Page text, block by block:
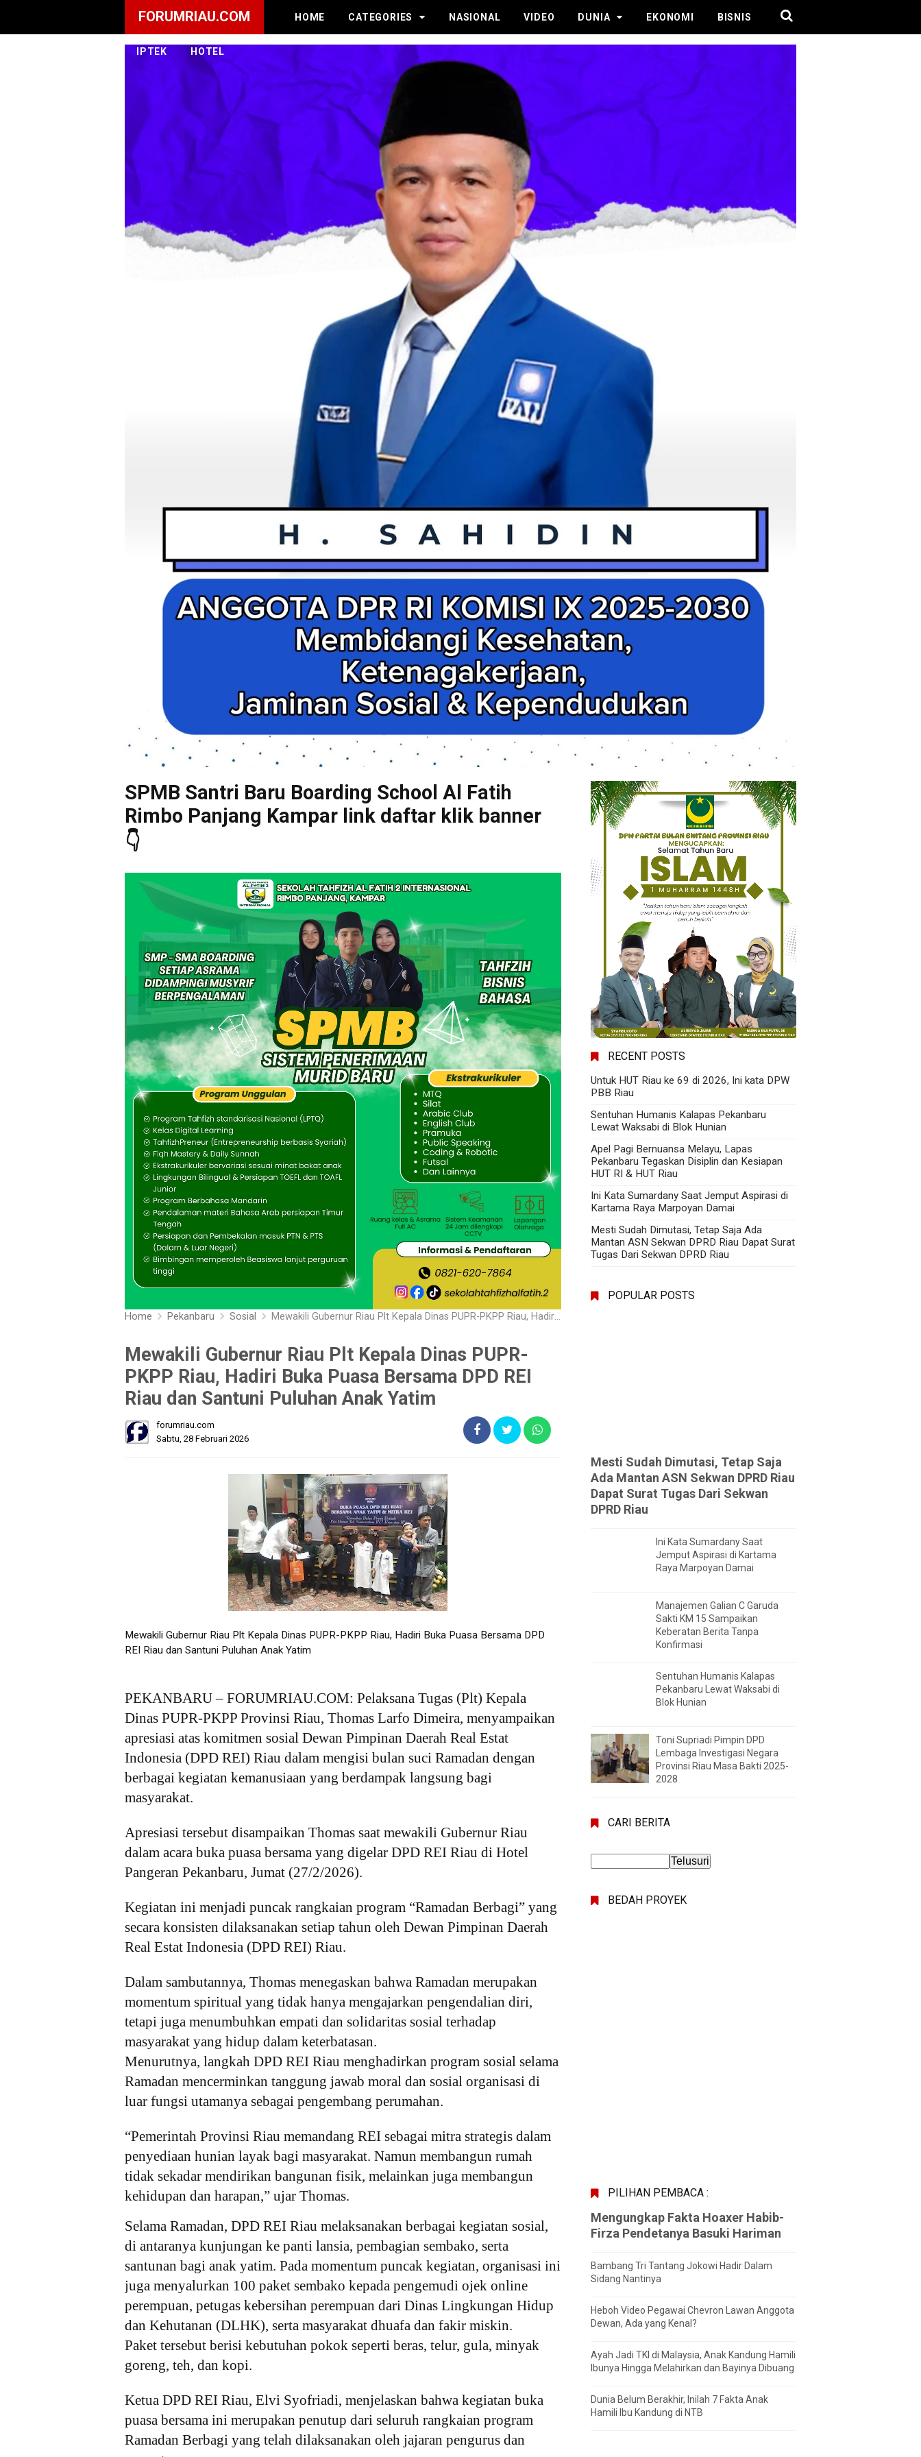
FORUMRIAU.COM HOME CATEGORIES NASIONAL VIDEO DUNIA EKONOMI BISNIS
IPTEK HOTEL
SPMB Santri Baru Boarding School Al Fatih
Rimbo Panjang Kampar link daftar klik banner
👇
Home Pekanbaru Sosial Mewakili Gubernur Riau Plt Kepala Dinas PUPR-PKPP Riau, Hadiri Buka Puasa Bersama DPD REI Riau dan Santuni Puluhan Anak Yatim
Mewakili Gubernur Riau Plt Kepala Dinas PUPR-
PKPP Riau, Hadiri Buka Puasa Bersama DPD REI
Riau dan Santuni Puluhan Anak Yatim
forumriau.com
Sabtu, 28 Februari 2026
Mewakili Gubernur Riau Plt Kepala Dinas PUPR-PKPP Riau, Hadiri Buka Puasa Bersama DPD
REI Riau dan Santuni Puluhan Anak Yatim
PEKANBARU – FORUMRIAU.COM: Pelaksana Tugas (Plt) Kepala
Dinas PUPR-PKPP Provinsi Riau, Thomas Larfo Dimeira, menyampaikan
apresiasi atas komitmen sosial Dewan Pimpinan Daerah Real Estat
Indonesia (DPD REI) Riau dalam mengisi bulan suci Ramadan dengan
berbagai kegiatan kemanusiaan yang berdampak langsung bagi
masyarakat.
Apresiasi tersebut disampaikan Thomas saat mewakili Gubernur Riau
dalam acara buka puasa bersama yang digelar DPD REI Riau di Hotel
Pangeran Pekanbaru, Jumat (27/2/2026).
Kegiatan ini menjadi puncak rangkaian program “Ramadan Berbagi” yang
secara konsisten dilaksanakan setiap tahun oleh Dewan Pimpinan Daerah
Real Estat Indonesia (DPD REI) Riau.
Dalam sambutannya, Thomas menegaskan bahwa Ramadan merupakan
momentum spiritual yang tidak hanya mengajarkan pengendalian diri,
tetapi juga menumbuhkan empati dan solidaritas sosial terhadap
masyarakat yang hidup dalam keterbatasan.
Menurutnya, langkah DPD REI Riau menghadirkan program sosial selama
Ramadan mencerminkan tanggung jawab moral dan sosial organisasi di
luar fungsi utamanya sebagai pengembang perumahan.
“Pemerintah Provinsi Riau memandang REI sebagai mitra strategis dalam
penyediaan hunian layak bagi masyarakat. Namun membangun rumah
tidak sekadar mendirikan bangunan fisik, melainkan juga membangun
kehidupan dan harapan,” ujar Thomas.
Selama Ramadan, DPD REI Riau melaksanakan berbagai kegiatan sosial,
di antaranya kunjungan ke panti lansia, pembagian sembako, serta
santunan bagi anak yatim. Pada momentum puncak kegiatan, organisasi ini
juga menyalurkan 100 paket sembako kepada pengemudi ojek online
perempuan, petugas kebersihan perempuan dari Dinas Lingkungan Hidup
dan Kehutanan (DLHK), serta masyarakat dhuafa dan fakir miskin.
Paket tersebut berisi kebutuhan pokok seperti beras, telur, gula, minyak
goreng, teh, dan kopi.
Ketua DPD REI Riau, Elvi Syofriadi, menjelaskan bahwa kegiatan buka
puasa bersama ini merupakan penutup dari seluruh rangkaian program
Ramadan Berbagi yang telah dilaksanakan oleh jajaran pengurus dan
RECENT POSTS
Untuk HUT Riau ke 69 di 2026, Ini kata DPW
PBB Riau
Sentuhan Humanis Kalapas Pekanbaru
Lewat Waksabi di Blok Hunian
Apel Pagi Bernuansa Melayu, Lapas
Pekanbaru Tegaskan Disiplin dan Kesiapan
HUT RI & HUT Riau
Ini Kata Sumardany Saat Jemput Aspirasi di
Kartama Raya Marpoyan Damai
Mesti Sudah Dimutasi, Tetap Saja Ada
Mantan ASN Sekwan DPRD Riau Dapat Surat
Tugas Dari Sekwan DPRD Riau
POPULAR POSTS
Mesti Sudah Dimutasi, Tetap Saja
Ada Mantan ASN Sekwan DPRD Riau
Dapat Surat Tugas Dari Sekwan
DPRD Riau
Ini Kata Sumardany Saat
Jemput Aspirasi di Kartama
Raya Marpoyan Damai
Manajemen Galian C Garuda
Sakti KM 15 Sampaikan
Keberatan Berita Tanpa
Konfirmasi
Sentuhan Humanis Kalapas
Pekanbaru Lewat Waksabi di
Blok Hunian
Toni Supriadi Pimpin DPD
Lembaga Investigasi Negara
Provinsi Riau Masa Bakti 2025-
2028
CARI BERITA
BEDAH PROYEK
PILIHAN PEMBACA :
Mengungkap Fakta Hoaxer Habib-
Firza Pendetanya Basuki Hariman
Bambang Tri Tantang Jokowi Hadir Dalam
Sidang Nantinya
Heboh Video Pegawai Chevron Lawan Anggota
Dewan, Ada yang Kenal?
Ayah Jadi TKI di Malaysia, Anak Kandung Hamili
Ibunya Hingga Melahirkan dan Bayinya Dibuang
Dunia Belum Berakhir, Inilah 7 Fakta Anak
Hamili Ibu Kandung di NTB